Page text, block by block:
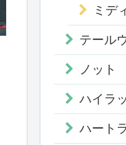
ミデ
テール
ノット
ハイラ
ハート